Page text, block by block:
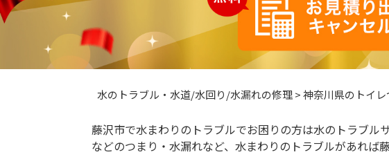
水のトラブル・水道/水回り/水漏れの修理>神奈川県のトイ
藤沢市で水まわりのトラブルでお困りの方は水のトラブル
などのつまり・水漏れなど、水まわりのトラブルがあれば